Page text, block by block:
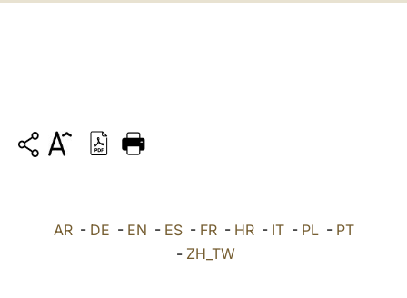
DEUTSCH
العربيّة AR- DE - EN - ES- FR- HR- IT- PL- PT
- ZH_TW